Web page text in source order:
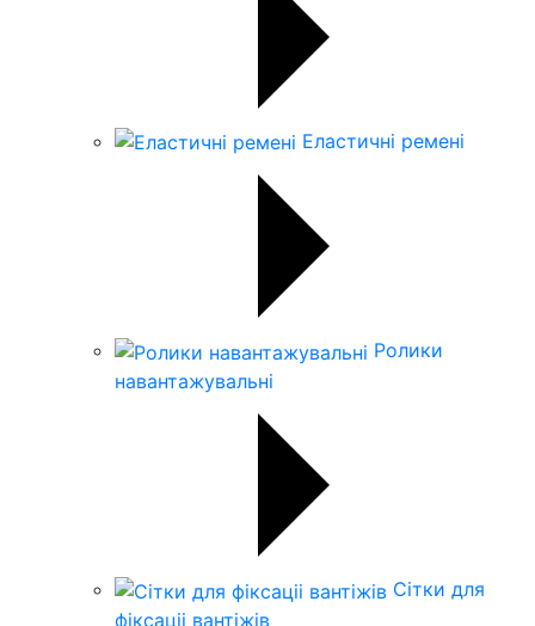
Еластичні ремені
Ролики
навантажувальні
Сітки для
фіксаціі вантіжів